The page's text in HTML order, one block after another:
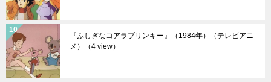
『ふしぎなコアラブリンキー』（1984年）（テレビアニ
メ）
（4 view）